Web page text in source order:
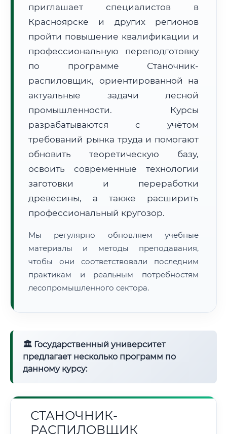
Субъект:
Красноярский край
Тел. код:
+7 (391)
Почтовые индексы:
660000–660999
Часовой пояс:
МСК+4 (UTC+7)
Формат учебы:
Дистанционно
Расчет логистики оригиналов:
• Экспресс-доставка СДЭК / Почтой:
1–2 рабочих дня
📜 Документы и аккредитация
приглашает специалистов в
Красноярске и других регионов
пройти повышение квалификации и
профессиональную переподготовку
по программе Станочник-
распиловщик, ориентированной на
актуальные задачи лесной
промышленности. Курсы
разрабатываются с учётом
требований рынка труда и помогают
обновить теоретическую базу,
освоить современные технологии
заготовки и переработки
древесины, а также расширить
профессиональный кругозор.
Мы регулярно обновляем учебные
материалы и методы преподавания,
чтобы они соответствовали последним
практикам и реальным потребностям
лесопромышленного сектора.
🏛 Государственный университет
предлагает несколько программ по
данному курсу:
СТАНОЧНИК-
РАСПИЛОВЩИК